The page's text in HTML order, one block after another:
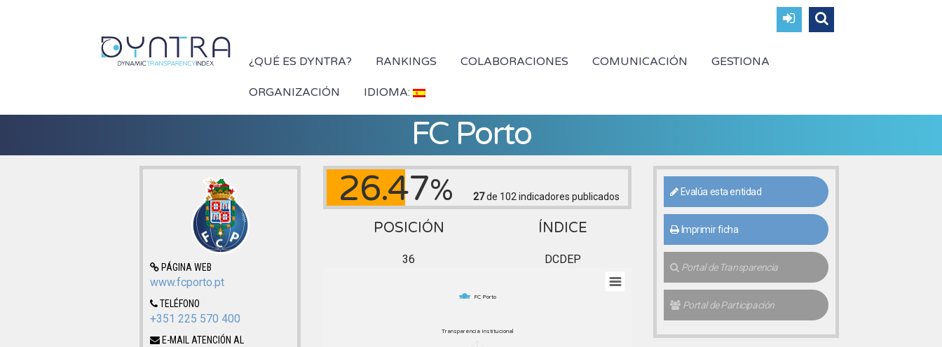
¿QUÉ ES DYNTRA? RANKINGS COLABORACIONES COMUNICACIÓN GESTIONA
ORGANIZACIÓN IDIOMA:
FC Porto
PÁGINA WEB
www.fcporto.pt
TELÉFONO
+351 225 570 400
E-MAIL ATENCIÓN AL
26.47% 27de 102 indicadores publicados
POSICIÓN ÍNDICE
36 DCDEP
FC Porto
Transparencia Institucional
Evalúa esta entidad
Imprimir ficha
Portal de Transparencia
Portal de Participación